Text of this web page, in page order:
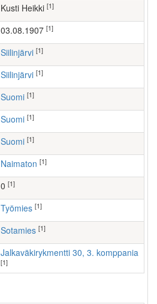
Kusti Heikki [1]
03.08.1907 [1]
Siilinjärvi [1]
Siilinjärvi [1]
Suomi [1]
Suomi [1]
Suomi [1]
Naimaton [1]
[1]
työmies [1]
Sotamies [1]
Jalkaväkirykmentti 30, 3. komppania
[1]